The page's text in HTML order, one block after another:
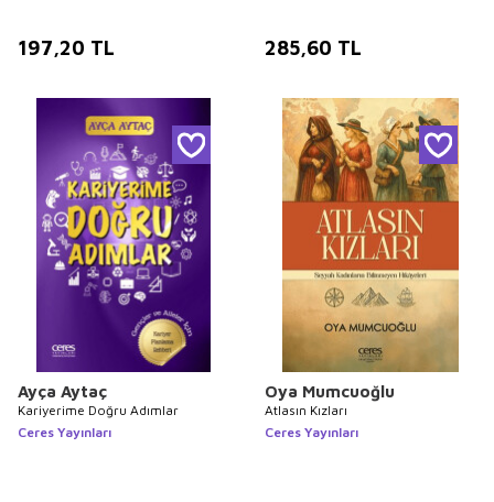
197,20 TL 285,60 TL
Ayça Aytaç
Kariyerime Doğru Adımlar
Ceres Yayınları
Oya Mumcuoğlu
Atlasın Kızları
Ceres Yayınları